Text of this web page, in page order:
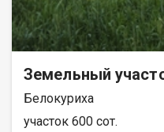
Земельный
Белокуриха
участок 600 сот.